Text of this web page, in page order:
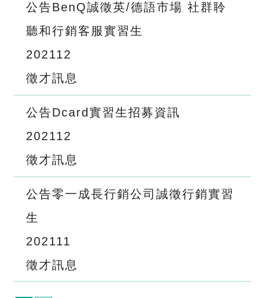
公告BenQ誠徵英/德語市場 社群聆
聽和行銷客服實習生
202112
徵才訊息
公告Dcard實習生招募資訊
202112
徵才訊息
公告零一成長行銷公司誠徵行銷實習
生
202111
徵才訊息